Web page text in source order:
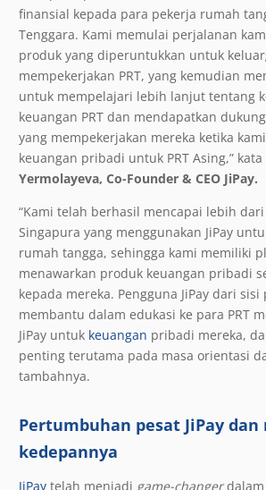
finansial kepada para pekerja rumah
Tenggara. Kami memulai perjalanan
produk yang diperuntukkan untuk
mempekerjakan PRT, yang kemudian
untuk mempelajari lebih lanjut tentang
keuangan PRT dan mendapatkan
yang mempekerjakan mereka ketika
keuangan pribadi untuk PRT Asing,” kata
Yermolayeva, Co-Founder & CEO JiPay.
“Kami telah berhasil mencapai lebih dari
Singapura yang menggunakan JiPay
rumah tangga, sehingga kami memiliki
menawarkan produk keuangan pribadi
kepada mereka. Pengguna JiPay dari
membantu dalam edukasi ke para PRT
JiPay untuk keuangan pribadi mereka,
penting terutama pada masa orientasi
tambahnya.
Pertumbuhan pesat JiPay dan
kedepannya
JiPay telah menjadi game-changerdalam